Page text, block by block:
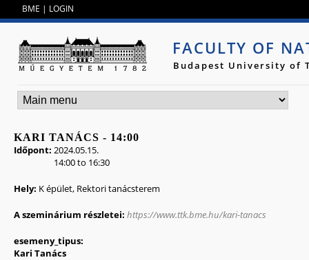
BME | LOGIN
FACULTY OF
Budapest University of
KARI TANÁCS - 14:00
Időpont: 2024.05.15.
14:00to 16:30
Hely: K épület, Rektori tanácsterem
A szeminárium részletei: https://www.ttk.bme.hu/kari-tanacs
esemeny_tipus:
Kari Tanács